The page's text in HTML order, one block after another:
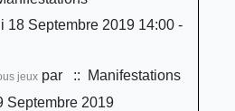
18 Septembre 2019 14:00 -
jeuxpar
:: Manifestations
Septembre 2019